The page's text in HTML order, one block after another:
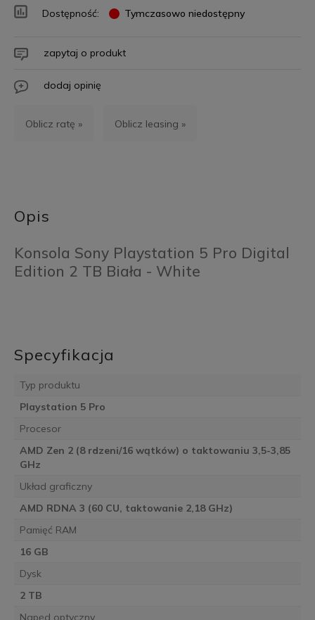
Dostępność: Tymczasowo niedostępny
zapytaj o produkt
dodaj opinię
Oblicz ratę » Oblicz leasing »
Opis
Konsola Sony Playstation 5 Pro Digital
Edition 2 TB Biała - White
Specyfikacja
Typ produktu
Playstation 5 Pro
Procesor
AMD Zen 2 (8 rdzeni/16 wątków) o taktowaniu 3,5-3,85
GHz
Układ graficzny
AMD RDNA 3 (60 CU, taktowanie 2,18 GHz)
Pamięć RAM
16 GB
Dysk
2 TB
Napęd optyczny